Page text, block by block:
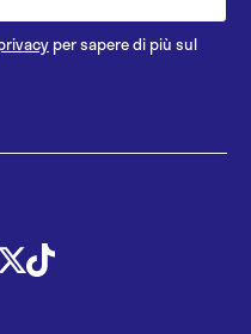
per sapere di più sul